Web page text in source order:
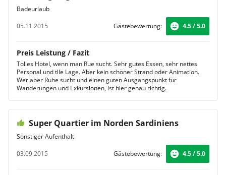
Badeurlaub
05.11.2015
Gästebewertung: 4.5 / 5.0
Preis Leistung / Fazit
Tolles Hotel, wenn man Rue sucht. Sehr gutes Essen, sehr nettes
Personal und tlle Lage. Aber kein schöner Strand oder Animation.
Wer aber Ruhe sucht und einen guten Ausgangspunkt für
Wanderungen und Exkursionen, ist hier genau richtig.
Super Quartier im Norden Sardiniens
Sonstiger Aufenthalt
03.09.2015
Gästebewertung: 4.5 / 5.0